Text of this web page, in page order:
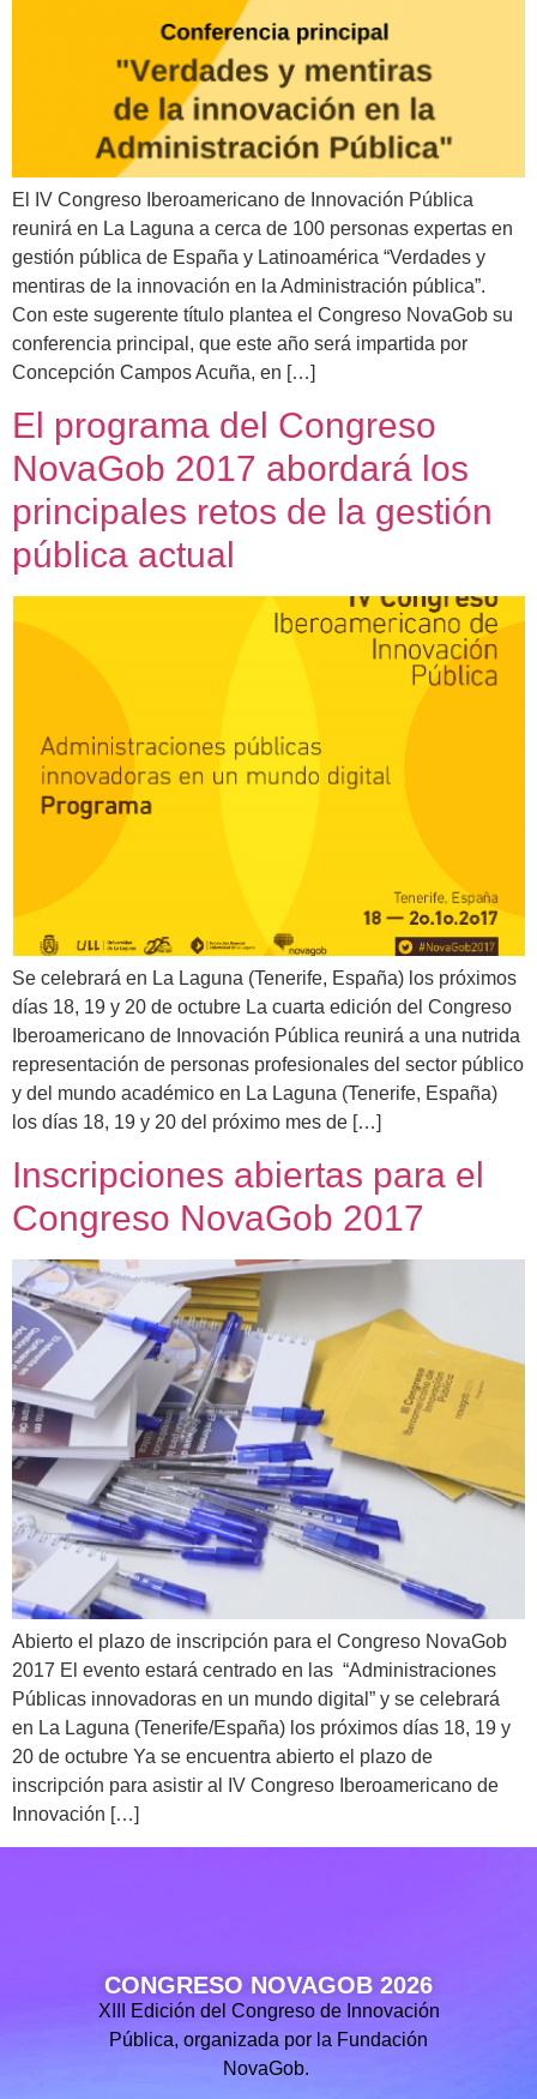
El IV Congreso Iberoamericano de Innovación Pública
reunirá en La Laguna a cerca de 100 personas expertas en
gestión pública de España y Latinoamérica “Verdades y
mentiras de la innovación en la Administración pública”.
Con este sugerente título plantea el Congreso NovaGob su
conferencia principal, que este año será impartida por
Concepción Campos Acuña, en […]
El programa del Congreso
NovaGob 2017 abordará los
principales retos de la gestión
pública actual
Se celebrará en La Laguna (Tenerife, España) los próximos
días 18, 19 y 20 de octubre La cuarta edición del Congreso
Iberoamericano de Innovación Pública reunirá a una nutrida
representación de personas profesionales del sector público
y del mundo académico en La Laguna (Tenerife, España)
los días 18, 19 y 20 del próximo mes de […]
Inscripciones abiertas para el
Congreso NovaGob 2017
Abierto el plazo de inscripción para el Congreso NovaGob
2017 El evento estará centrado en las “Administraciones
Públicas innovadoras en un mundo digital” y se celebrará
en La Laguna (Tenerife/España) los próximos días 18, 19 y
20 de octubre Ya se encuentra abierto el plazo de
inscripción para asistir al IV Congreso Iberoamericano de
Innovación […]
CONGRESO NOVAGOB 2026
XIII Edición del Congreso de Innovación
Pública, organizada por la Fundación
NovaGob.